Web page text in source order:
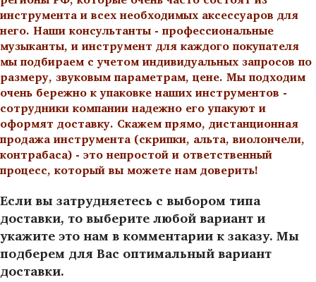
инструмента и всех необходимых аксессуаров для
него. Наши консультанты - профессиональные
музыканты, и инструмент для каждого покупателя
мы подбираем с учетом индивидуальных запросов по
размеру, звуковым параметрам, цене. Мы подходим
очень бережно к упаковке наших инструментов -
сотрудники компании надежно его упакуют и
оформят доставку. Скажем прямо, дистанционная
продажа инструмента (скрипки, альта, виолончели,
контрабаса) - это непростой и ответственный
процесс, который вы можете нам доверить!
Если вы затрудняетесь с выбором типа
доставки, то выберите любой вариант и
укажите это нам в комментарии к заказу. Мы
подберем для Вас оптимальный вариант
доставки.